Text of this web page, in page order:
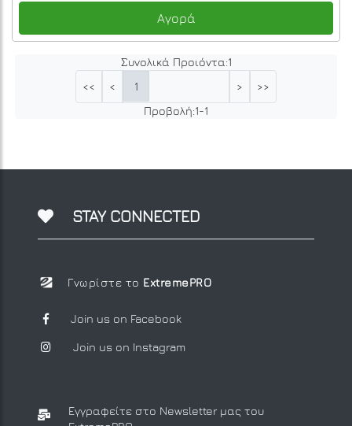
Αγορά
Συνολικά Προιόντα:1
<<
< 1 >
>>
Προβολή:1-1
STAY CONNECTED
Γνωρίστε το ExtremePRO
Join us on Facebook
Join us on Instagram
Εγγραφείτε στο Newsletter μας του